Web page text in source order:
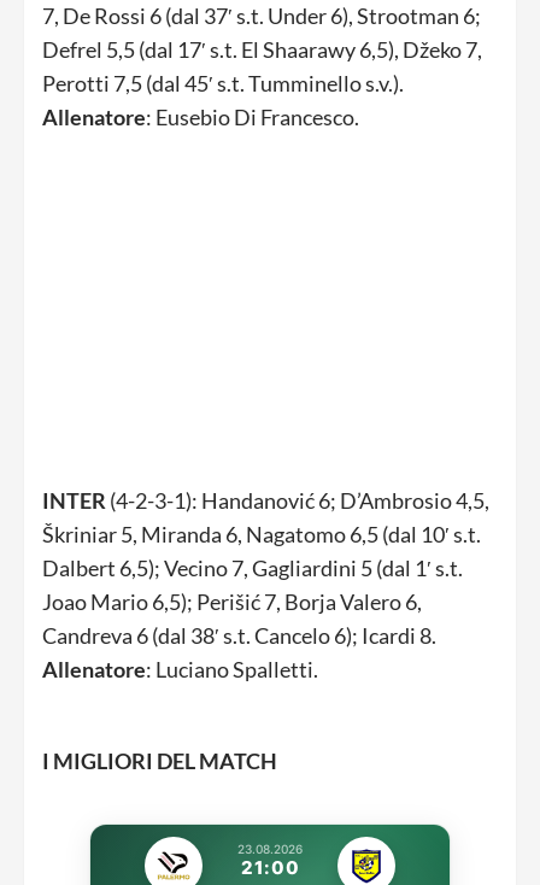
7, De Rossi 6 (dal 37′ s.t. Under 6), Strootman 6;
Defrel 5,5 (dal 17′ s.t. El Shaarawy 6,5), Džeko 7,
Perotti 7,5 (dal 45′ s.t. Tumminello s.v.).
Allenatore: Eusebio Di Francesco.
INTER (4-2-3-1): Handanović 6; D’Ambrosio 4,5,
Škriniar 5, Miranda 6, Nagatomo 6,5 (dal 10′ s.t.
Dalbert 6,5); Vecino 7, Gagliardini 5 (dal 1′ s.t.
Joao Mario 6,5); Perišić 7, Borja Valero 6,
Candreva 6 (dal 38′ s.t. Cancelo 6); Icardi 8.
Allenatore: Luciano Spalletti.
I MIGLIORI DEL MATCH
23.08.2026
21:00